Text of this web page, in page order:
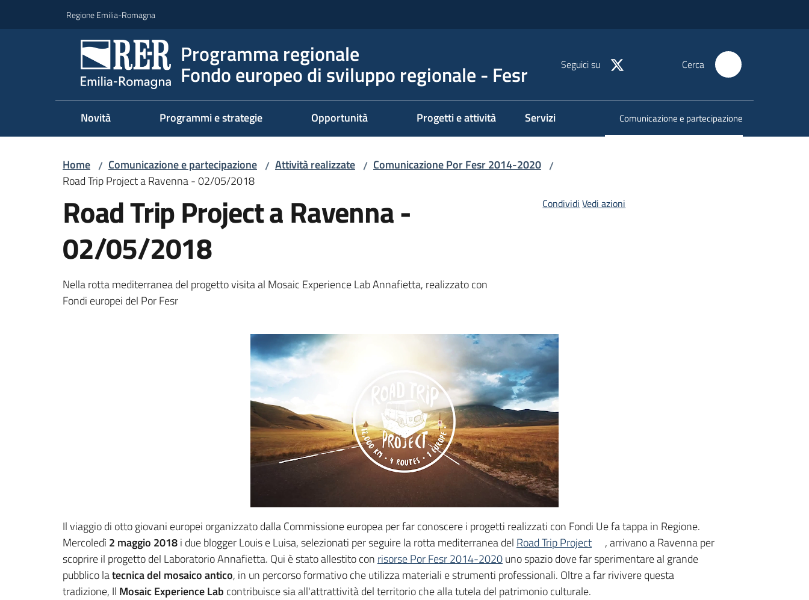
Regione Emilia-Romagna
Programma regionale
Fondo europeo di sviluppo regionale - Fesr Seguici su Cerca
Novità Programmi e strategie Opportunità Progetti e attività Servizi Comunicazione e partecipazione
Menu selezionato
Home / Comunicazione e partecipazione / Attività realizzate / Comunicazione Por Fesr 2014-2020 /
Road Trip Project a Ravenna - 02/05/2018
Road Trip Project a Ravenna -
02/05/2018
Nella rotta mediterranea del progetto visita al Mosaic Experience Lab Annafietta, realizzato con
Fondi europei del Por Fesr
Condividi Vedi azioni
Il viaggio di otto giovani europei organizzato dalla Commissione europea per far conoscere i progetti realizzati con Fondi Ue fa tappa in Regione.
Mercoledì 2 maggio 2018i due blogger Louis e Luisa, selezionati per seguire la rotta mediterranea del Road Trip Project
, arrivano a Ravenna per
scoprire il progetto del Laboratorio Annafietta. Qui è stato allestito con risorse Por Fesr 2014-2020uno spazio dove far sperimentare al grande
pubblico latecnica del mosaico antico, in un percorso formativo che utilizza materiali e strumenti professionali. Oltre a far rivivere questa
tradizione, Il Mosaic Experience Lab contribuisce sia all'attrattività del territorio che alla tutela del patrimonio culturale.